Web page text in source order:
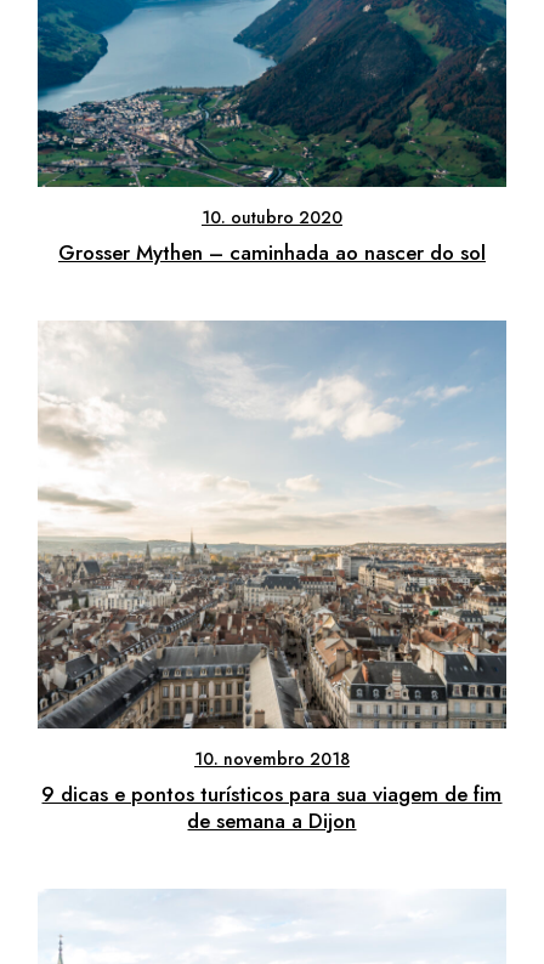
10. outubro 2020
Grosser Mythen – caminhada ao nascer do sol
10. novembro 2018
9 dicas e pontos turísticos para sua viagem de fim
de semana a Dijon